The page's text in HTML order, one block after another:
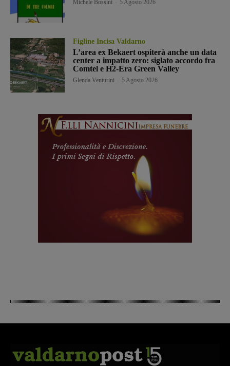
Michele Bossini 5 Agosto 2026
Figline Incisa Valdarno
L’area ex Bekaert ospiterà anche un data
center a impatto zero: siglato accordo fra
Comtel e H2-Era Green Valley
Glenda Venturini 5 Agosto 2026